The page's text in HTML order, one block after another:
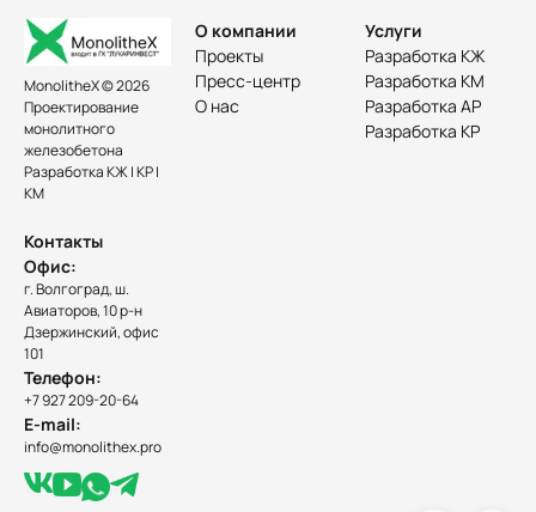
MonolitheX © 2026
Проектирование
монолитного
железобетона
Разработка КЖ | КР |
КМ
О компании
Проекты
Пресс-центр
О нас
Услуги
Разработка КЖ
Разработка КМ
Разработка АР
Разработка КР
Контакты
Офис:
г. Волгоград, ш.
Авиаторов, 10 р-н
Дзержинский, офис
101
Телефон:
+7 927 209-20-64
E-mail:
info@monolithex.pro